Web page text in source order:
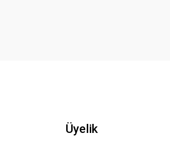
Üyelik